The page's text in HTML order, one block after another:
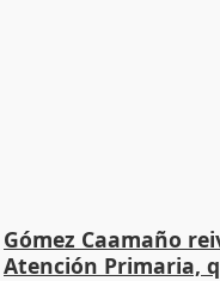
Gómez Caamaño
Atención Primaria,